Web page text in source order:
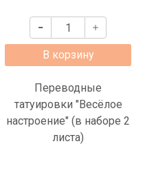
В корзину
Переводные
татуировки "Весёлое
настроение" (в наборе 2
листа)